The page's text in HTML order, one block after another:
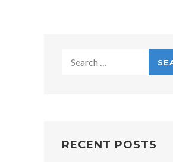
RECENT POSTS